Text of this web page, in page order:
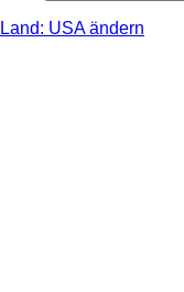
Land: USA ändern